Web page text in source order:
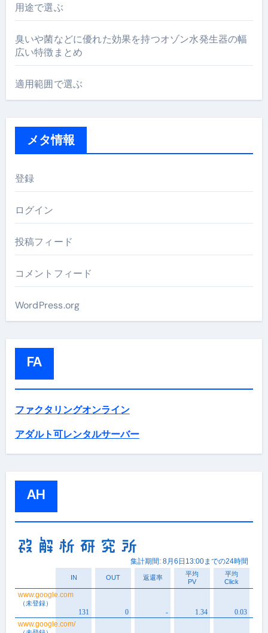
用途で選ぶ
臭いや菌などに優れた効果を持つオゾン水発生器の幅
広い特徴まとめ
適用範囲で選ぶ
メタ情報
登録
ログイン
投稿フィード
コメントフィード
WordPress.org
FA
ファクタリングオンライン
アダルト可レンタルサーバー
AH